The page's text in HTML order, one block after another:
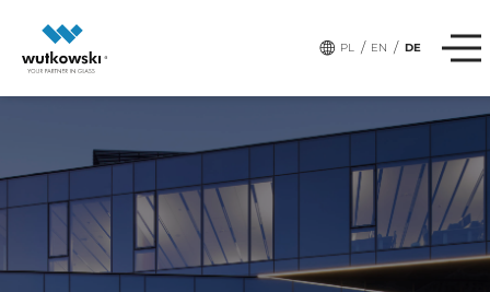
PL / EN / DE